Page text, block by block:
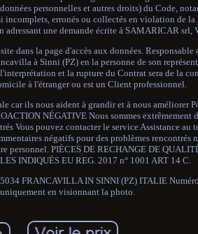
personnelles et autres droits) du Code,
erronés ou collectés en violation de
une demande écrite à SAMARICAR srl,
dans la page d'accès aux données.
à Sinni (PZ) en la personne de son
et la rupture du Contrat sera de la
à l'étranger ou est un Client professionnel.
car ils nous aident à grandir et à nous améliorer
NÉGATIVE Nous sommes extrêmement
Vous pouvez contacter le service Assistance
négatifs pour des problèmes rencontrés
personnel. PIÈCES DE RECHANGE DE
INDIQUÉS EU REG. 2017 n° 1001 ART 14 C.
FRANCAVILLA IN SINNI (PZ) ITALIE
en visionnant la photo.